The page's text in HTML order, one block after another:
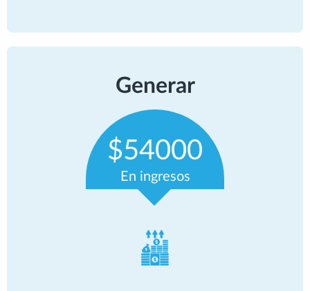
Generar
$54000
En ingresos